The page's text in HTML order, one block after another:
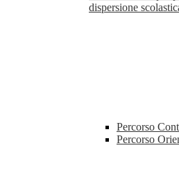
dispersione
Percorso
Percorso